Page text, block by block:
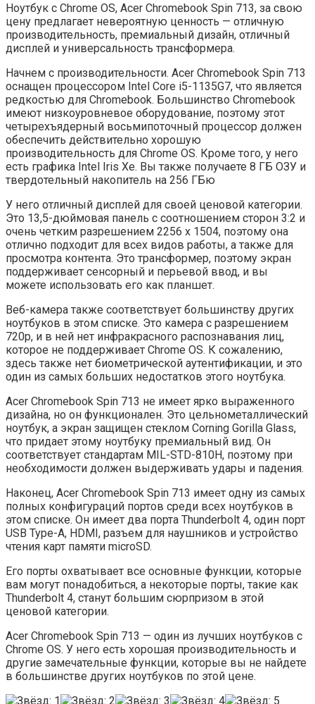
Ноутбук с Chrome OS, Acer Chromebook Spin 713, за свою
цену предлагает невероятную ценность — отличную
производительность, премиальный дизайн, отличный
дисплей и универсальность трансформера.
Начнем с производительности. Acer Chromebook Spin 713
оснащен процессором Intel Core i5-1135G7, что является
редкостью для Chromebook. Большинство Chromebook
имеют низкоуровневое оборудование, поэтому этот
четырехъядерный восьмипоточный процессор должен
обеспечить действительно хорошую
производительность для Chrome OS. Кроме того, у него
есть графика Intel Iris Xe. Вы также получаете 8 ГБ ОЗУ и
твердотельный накопитель на 256 ГБю
У него отличный дисплей для своей ценовой категории.
Это 13,5-дюймовая панель с соотношением сторон 3:2 и
очень четким разрешением 2256 x 1504, поэтому она
отлично подходит для всех видов работы, а также для
просмотра контента. Это трансформер, поэтому экран
поддерживает сенсорный и перьевой ввод, и вы
можете использовать его как планшет.
Веб-камера также соответствует большинству других
ноутбуков в этом списке. Это камера с разрешением
720p, и в ней нет инфракрасного распознавания лиц,
которое не поддерживает Chrome OS. К сожалению,
здесь также нет биометрической аутентификации, и это
один из самых больших недостатков этого ноутбука.
Acer Chromebook Spin 713 не имеет ярко выраженного
дизайна, но он функционален. Это цельнометаллический
ноутбук, а экран защищен стеклом Corning Gorilla Glass,
что придает этому ноутбуку премиальный вид. Он
соответствует стандартам MIL-STD-810H, поэтому при
необходимости должен выдерживать удары и падения.
Наконец, Acer Chromebook Spin 713 имеет одну из самых
полных конфигураций портов среди всех ноутбуков в
этом списке. Он имеет два порта Thunderbolt 4, один порт
USB Type-A, HDMI, разъем для наушников и устройство
чтения карт памяти microSD.
Его порты охватывает все основные функции, которые
вам могут понадобиться, а некоторые порты, такие как
Thunderbolt 4, станут большим сюрпризом в этой
ценовой категории.
Acer Chromebook Spin 713 — один из лучших ноутбуков с
Chrome OS. У него есть хорошая производительность и
другие замечательные функции, которые вы не найдете
в большинстве других ноутбуков по этой цене.